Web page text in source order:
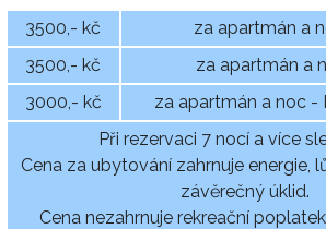
3500,- kč
za apartmán a
3500,- kč
za apartmán a
3000,- kč
za apartmán a noc -
Při rezervaci 7 nocí a více
Cena za ubytování zahrnuje energie,
závěrečný úklid.
Cena nezahrnuje rekreační